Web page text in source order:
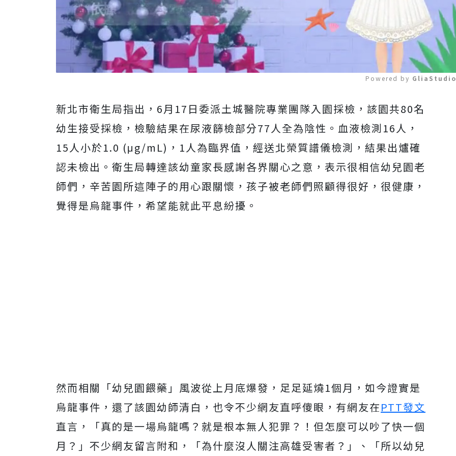
Mute
Powered by
新北市衛生局指出，6月17日委派土城醫院專業團隊入園採檢，該園共80名
幼生接受採檢，檢驗結果在尿液篩檢部分77人全為陰性。血液檢測16人，
15人小於1.0 (μg/mL)，1人為臨界值，經送北榮質譜儀檢測，結果出爐確
認未檢出。衛生局轉達該幼童家長感謝各界關心之意，表示很相信幼兒園老
師們，辛苦園所這陣子的用心跟關懷，孩子被老師們照顧得很好，很健康，
覺得是烏龍事件，希望能就此平息紛擾。
然而相關「幼兒園餵藥」風波從上月底爆發，足足延燒1個月，如今證實是
烏龍事件，還了該園幼師清白，也令不少網友直呼傻眼，有網友在PTT發文
直言，「真的是一場烏龍嗎？就是根本無人犯罪？！但怎麼可以吵了快一個
月？」不少網友留言附和，「為什麼沒人關注高雄受害者？」、「所以幼兒